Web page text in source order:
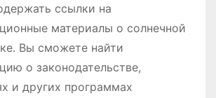
ссылки на
материалы о солнечной
Вы сможете найти
о законодательстве,
и других программах